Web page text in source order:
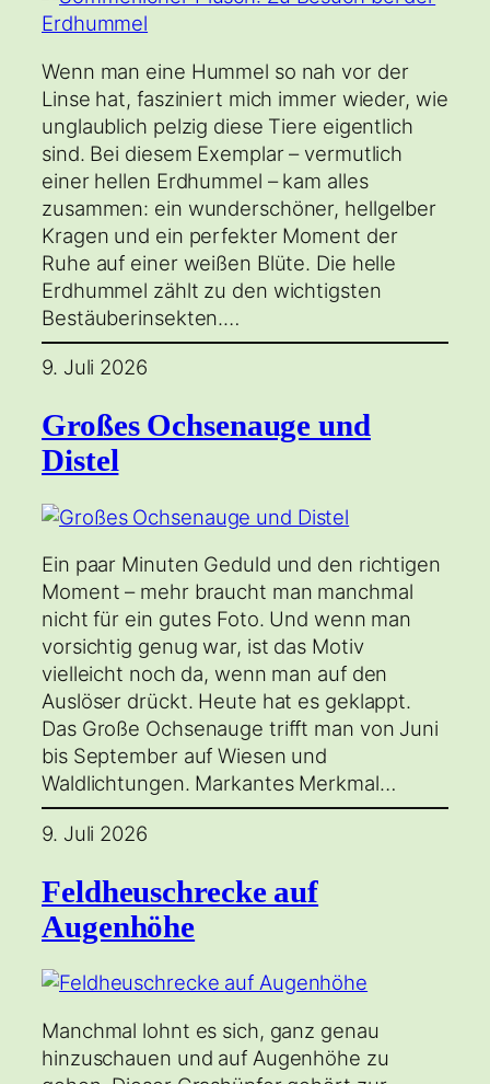
Wenn man eine Hummel so nah vor der
Linse hat, fasziniert mich immer wieder, wie
unglaublich pelzig diese Tiere eigentlich
sind. Bei diesem Exemplar – vermutlich
einer hellen Erdhummel – kam alles
zusammen: ein wunderschöner, hellgelber
Kragen und ein perfekter Moment der
Ruhe auf einer weißen Blüte. Die helle
Erdhummel zählt zu den wichtigsten
Bestäuberinsekten.…
9. Juli 2026
Großes Ochsenauge und
Distel
Ein paar Minuten Geduld und den richtigen
Moment – mehr braucht man manchmal
nicht für ein gutes Foto. Und wenn man
vorsichtig genug war, ist das Motiv
vielleicht noch da, wenn man auf den
Auslöser drückt. Heute hat es geklappt.
Das Große Ochsenauge trifft man von Juni
bis September auf Wiesen und
Waldlichtungen. Markantes Merkmal…
9. Juli 2026
Feldheuschrecke auf
Augenhöhe
Manchmal lohnt es sich, ganz genau
hinzuschauen und auf Augenhöhe zu